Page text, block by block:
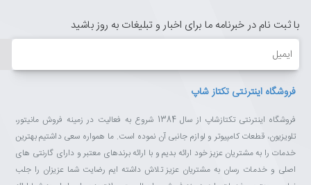
با ثبت نام در خبرنامه ما برای اخبار و تبلیغات به روز باشید
ایمیل
فروشگاه اینترنتی تکتاز شاپ
فروشگاه اینترنتی تکتازشاپ از سال 1384 شروع به فعالیت در زمینه فروش مانیتور،
تلویزیون، قطعات کامپیوتر و لوازم جانبی آن نموده است. ما همواره سعی داشتیم بهترین
خدمات را به مشتریان عزیز خود ارائه بدیم و با ارائه برندهای معتبر و دارای گارنتی های
اصلی و خدمات رسان به مشتریان عزیز تلاش داشته ایم رضایت شما عزیزان را جلب